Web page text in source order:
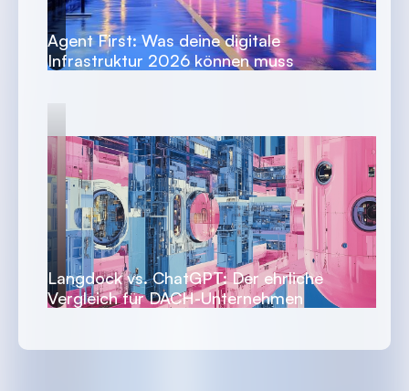
Agent First: Was deine digitale
Infrastruktur 2026 können muss
Langdock vs. ChatGPT: Der ehrliche
Vergleich für DACH-Unternehmen